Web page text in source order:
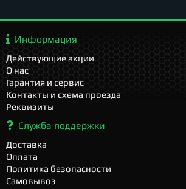
Информация
Действующие акции
О нас
Гарантия и сервис
Контакты и схема проезда
Реквизиты
Служба поддержки
Доставка
Оплата
Политика безопасности
Самовывоз